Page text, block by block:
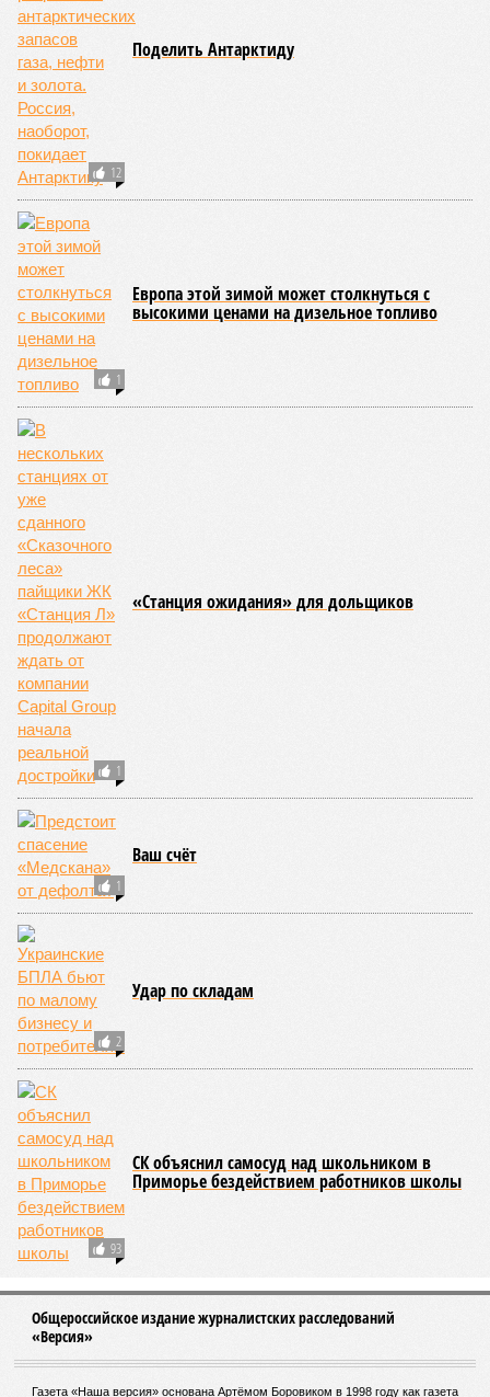
12
Поделить Антарктиду
1
Европа этой зимой может столкнуться с
высокими ценами на дизельное топливо
1
«Станция ожидания» для дольщиков
1
Ваш счёт
2
Удар по складам
93
СК объяснил самосуд над школьником в
Приморье бездействием работников школы
Общероссийское издание журналистских расследований
«Версия»
Газета «Наша версия» основана Артёмом Боровиком в 1998 году как газета